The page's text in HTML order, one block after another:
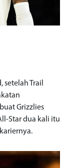
Trail
Grizzlies
Star dua kali itu